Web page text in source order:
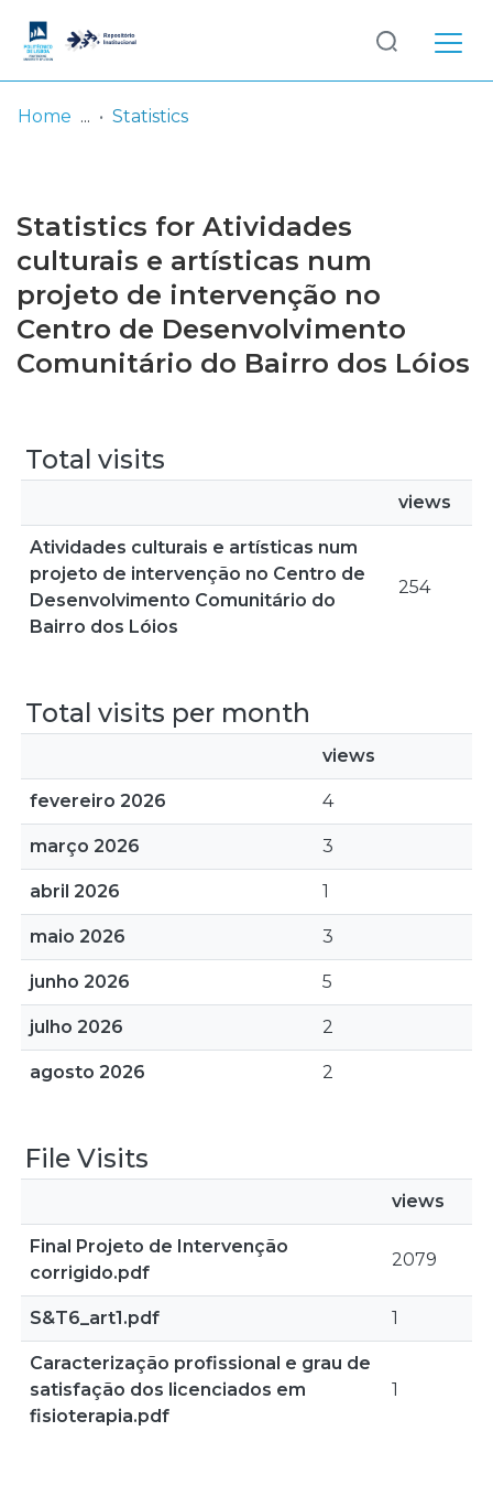
Browse repository
Entities
Log
In
Home Statistics
Statistics for Atividades
culturais e artísticas num
projeto de intervenção no
Centro de Desenvolvimento
Comunitário do Bairro dos Lóios
Total visits
views
Atividades culturais e artísticas num
projeto de intervenção no Centro de
Desenvolvimento Comunitário do
Bairro dos Lóios
254
Total visits per month
views
fevereiro 2026 4
março 2026 3
abril 2026 1
maio 2026 3
junho 2026 5
julho 2026 2
agosto 2026 2
File Visits
views
Final Projeto de Intervenção
corrigido.pdf
2079
S&T6_art1.pdf 1
Caracterização profissional e grau de
satisfação dos licenciados em
fisioterapia.pdf
1